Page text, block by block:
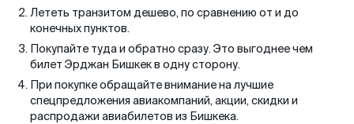
Лететь транзитом дешево, по сравнению от и до
конечных пунктов.
Покупайте туда и обратно сразу. Это выгоднее чем
билет Эрджан Бишкек в одну сторону.
При покупке обращайте внимание на лучшие
спецпредложения авиакомпаний, акции, скидки и
распродажи авиабилетов из Бишкека.